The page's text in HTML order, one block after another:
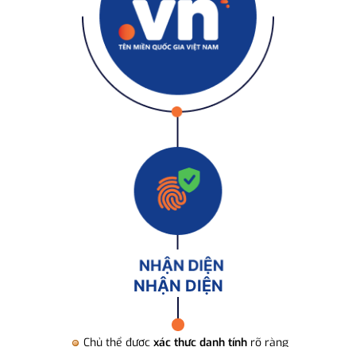
NHẬN DIỆN
Chủ thể được xác thực danh tính rõ ràng